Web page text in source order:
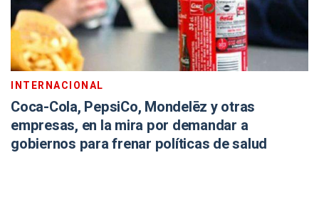
INTERNACIONAL
Coca-Cola, PepsiCo, Mondelēz y otras
empresas, en la mira por demandar a
gobiernos para frenar políticas de salud